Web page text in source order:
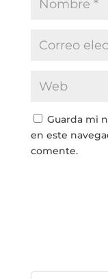
Guarda mi
en este
comente.